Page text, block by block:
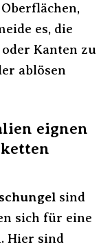
es, die
Kanten zu
ablösen
eignen
sind
sich für eine
Hier sind